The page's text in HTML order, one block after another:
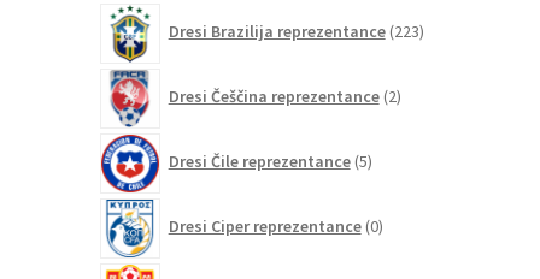
Dresi Brazilija reprezentance 223izdelkov
Dresi Češčina reprezentance 2izdelka
Dresi Čile reprezentance 5izdelkov
Dresi Ciper reprezentance 0izdelkov